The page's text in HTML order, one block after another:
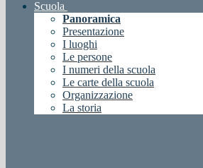
Scuola
Panoramica
Presentazione
I luoghi
Le persone
I numeri della scuola
Le carte della scuola
Organizzazione
La storia